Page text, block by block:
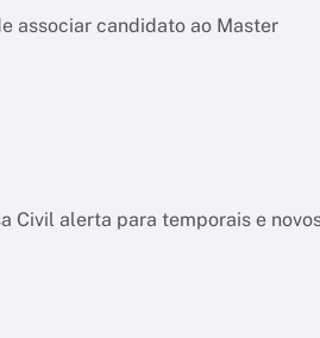
associar candidato ao Master
Civil alerta para temporais e